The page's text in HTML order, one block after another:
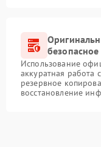
Использование
аккуратная работа
резервное
восстановление